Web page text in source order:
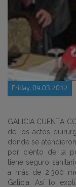
Friday, 09.03.2012
GALICIA CUENTA
de los actos
donde se
por ciento de la
tiene seguro
a más de 2.300
Galicia. Así lo